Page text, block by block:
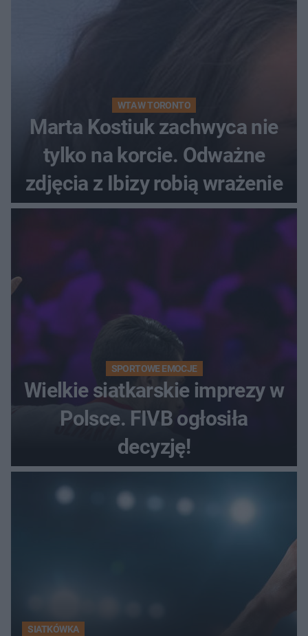
WTA W TORONTO
Marta Kostiuk zachwyca nie
tylko na korcie. Odważne
zdjęcia z Ibizy robią wrażenie
SPORTOWE EMOCJE
Wielkie siatkarskie imprezy w
Polsce. FIVB ogłosiła
decyzję!
SIATKÓWKA